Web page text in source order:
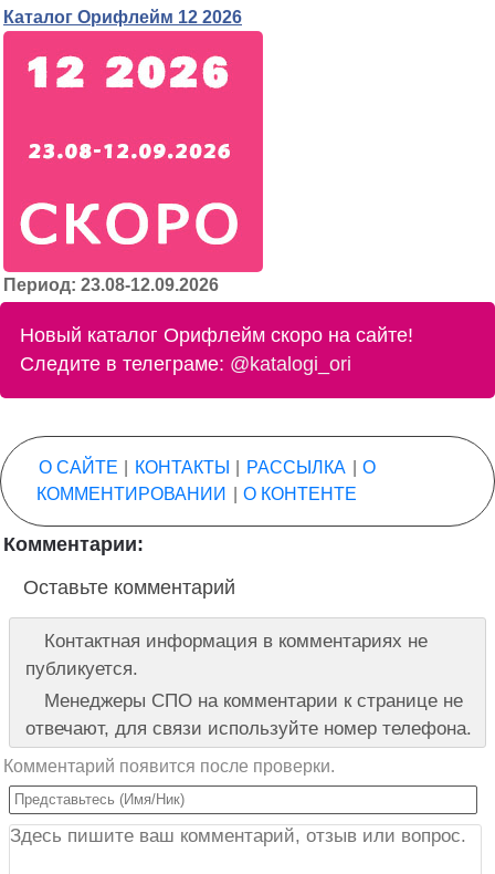
Каталог Орифлейм 12 2026
Период: 23.08-12.09.2026
Новый каталог Орифлейм скоро на сайте!
Следите в телеграме: @katalogi_ori
О САЙТЕ КОНТАКТЫ РАССЫЛКА
О
КОММЕНТИРОВАНИИ
О КОНТЕНТЕ
Комментарии:
Оставьте комментарий
Контактная информация в комментариях не
публикуется.
Менеджеры СПО на комментарии к странице не
отвечают, для связи используйте номер телефона.
Комментарий появится после проверки.